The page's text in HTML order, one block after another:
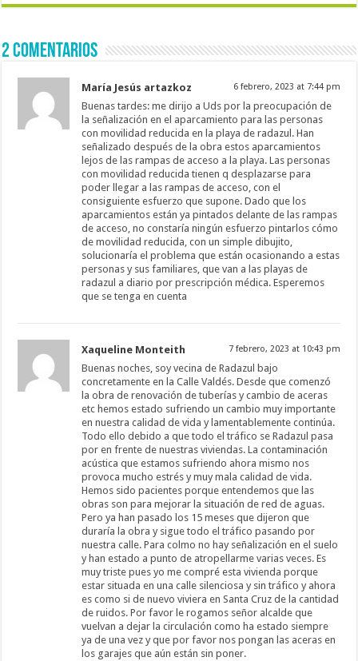
2 comentarios
María Jesús artazkoz 6 febrero, 2023 at 7:44 pm
Buenas tardes: me dirijo a Uds por la preocupación de
la señalización en el aparcamiento para las personas
con movilidad reducida en la playa de radazul. Han
señalizado después de la obra estos aparcamientos
lejos de las rampas de acceso a la playa. Las personas
con movilidad reducida tienen q desplazarse para
poder llegar a las rampas de acceso, con el
consiguiente esfuerzo que supone. Dado que los
aparcamientos están ya pintados delante de las rampas
de acceso, no constaría ningún esfuerzo pintarlos cómo
de movilidad reducida, con un simple dibujito,
solucionaría el problema que están ocasionando a estas
personas y sus familiares, que van a las playas de
radazul a diario por prescripción médica. Esperemos
que se tenga en cuenta
Xaqueline Monteith 7 febrero, 2023 at 10:43 pm
Buenas noches, soy vecina de Radazul bajo
concretamente en la Calle Valdés. Desde que comenzó
la obra de renovación de tuberías y cambio de aceras
etc hemos estado sufriendo un cambio muy importante
en nuestra calidad de vida y lamentablemente continúa.
Todo ello debido a que todo el tráfico se Radazul pasa
por en frente de nuestras viviendas. La contaminación
acústica que estamos sufriendo ahora mismo nos
provoca mucho estrés y muy mala calidad de vida.
Hemos sido pacientes porque entendemos que las
obras son para mejorar la situación de red de aguas.
Pero ya han pasado los 15 meses que dijeron que
duraría la obra y sigue todo el tráfico pasando por
nuestra calle. Para colmo no hay señalización en el suelo
y han estado a punto de atropellarme varias veces. Es
muy triste pues yo me compré esta vivienda porque
estar situada en una calle silenciosa y sin tráfico y ahora
es como si de nuevo viviera en Santa Cruz de la cantidad
de ruidos. Por favor le rogamos señor alcalde que
vuelvan a dejar la circulación como ha estado siempre
ya de una vez y que por favor nos pongan las aceras en
los garajes que aún están sin poner.